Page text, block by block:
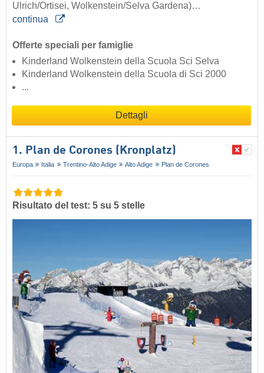
Ulrich/Ortisei, Wolkenstein/Selva Gardena)…
continua
Offerte speciali per famiglie
Kinderland Wolkenstein della Scuola Sci Selva
Kinderland Wolkenstein della Scuola di Sci 2000
...
Dettagli
1. Plan de Corones (Kronplatz)
Europa Italia Trentino-Alto Adige Alto Adige Plan de Corones
Risultato del test: 5 su 5 stelle